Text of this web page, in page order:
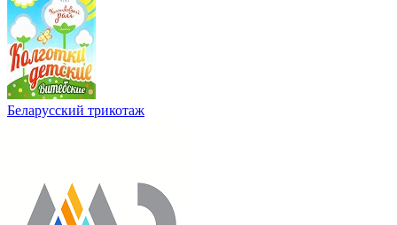
Беларусский трикотаж